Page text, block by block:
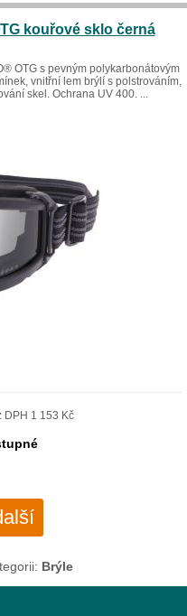
kouřové sklo černá
OTG s pevným polykarbonátovým
vnitřní lem brýlí s polstrováním,
skel. Ochrana UV 400. ...
DPH 1 153 Kč
Brýle